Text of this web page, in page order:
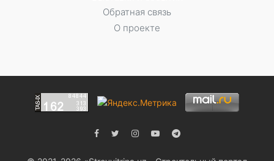
Обратная связь
О проекте